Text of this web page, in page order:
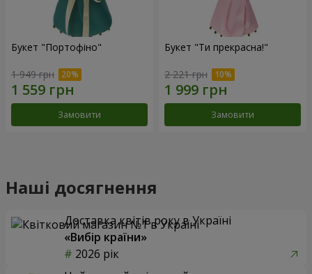
Букет "Портофіно"
1 949 грн
Замовити
Букет "Ти прекрасна!"
2 221 грн
Замовити
Наші досягнення
Доставка квітів року в Україні
«Вибір країни»
2026 рік